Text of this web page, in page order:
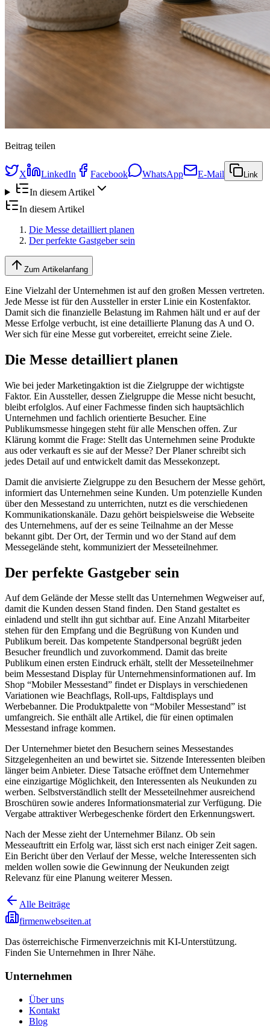
Beitrag teilen
X LinkedIn Facebook WhatsApp E-Mail Link
In diesem Artikel
In diesem Artikel
Die Messe detailliert planen
Der perfekte Gastgeber sein
Zum Artikelanfang
Eine Vielzahl der Unternehmen ist auf den großen Messen vertreten.
Jede Messe ist für den Aussteller in erster Linie ein Kostenfaktor.
Damit sich die finanzielle Belastung im Rahmen hält und er auf der
Messe Erfolge verbucht, ist eine detaillierte Planung das A und O.
Wer sich für eine Messe gut vorbereitet, erreicht seine Ziele.
Die Messe detailliert planen
Wie bei jeder Marketingaktion ist die Zielgruppe der wichtigste
Faktor. Ein Aussteller, dessen Zielgruppe die Messe nicht besucht,
bleibt erfolglos. Auf einer Fachmesse finden sich hauptsächlich
Unternehmen und fachlich orientierte Besucher. Eine
Publikumsmesse hingegen steht für alle Menschen offen. Zur
Klärung kommt die Frage: Stellt das Unternehmen seine Produkte
aus oder verkauft es sie auf der Messe? Der Planer schreibt sich
jedes Detail auf und entwickelt damit das Messekonzept.
Damit die anvisierte Zielgruppe zu den Besuchern der Messe gehört,
informiert das Unternehmen seine Kunden. Um potenzielle Kunden
über den Messestand zu unterrichten, nutzt es die verschiedenen
Kommunikationskanäle. Dazu gehört beispielsweise die Webseite
des Unternehmens, auf der es seine Teilnahme an der Messe
bekannt gibt. Der Ort, der Termin und wo der Stand auf dem
Messegelände steht, kommuniziert der Messeteilnehmer.
Der perfekte Gastgeber sein
Auf dem Gelände der Messe stellt das Unternehmen Wegweiser auf,
damit die Kunden dessen Stand finden. Den Stand gestaltet es
einladend und stellt ihn gut sichtbar auf. Eine Anzahl Mitarbeiter
stehen für den Empfang und die Begrüßung von Kunden und
Publikum bereit. Das kompetente Standpersonal begrüßt jeden
Besucher freundlich und zuvorkommend. Damit das breite
Publikum einen ersten Eindruck erhält, stellt der Messeteilnehmer
beim Messestand Display für Unternehmensinformationen auf. Im
Shop “Mobiler Messestand” findet er Displays in verschiedenen
Variationen wie Beachflags, Roll-ups, Faltdisplays und
Werbebanner. Die Produktpalette von “Mobiler Messestand” ist
umfangreich. Sie enthält alle Artikel, die für einen optimalen
Messestand infrage kommen.
Der Unternehmer bietet den Besuchern seines Messestandes
Sitzgelegenheiten an und bewirtet sie. Sitzende Interessenten bleiben
länger beim Anbieter. Diese Tatsache eröffnet dem Unternehmer
eine einzigartige Möglichkeit, den Interessenten als Neukunden zu
werben. Selbstverständlich stellt der Messeteilnehmer ausreichend
Broschüren sowie anderes Informationsmaterial zur Verfügung. Die
Vergabe attraktiver Werbegeschenke fördert den Erkennungswert.
Nach der Messe zieht der Unternehmer Bilanz. Ob sein
Messeauftritt ein Erfolg war, lässt sich erst nach einiger Zeit sagen.
Ein Bericht über den Verlauf der Messe, welche Interessenten sich
melden wollen sowie die Gewinnung der Neukunden zeigt
Relevanz für eine Planung weiterer Messen.
Alle Beiträge
firmenwebseiten.at
Das österreichische Firmenverzeichnis mit KI-Unterstützung.
Finden Sie Unternehmen in Ihrer Nähe.
Unternehmen
Über uns
Kontakt
Blog